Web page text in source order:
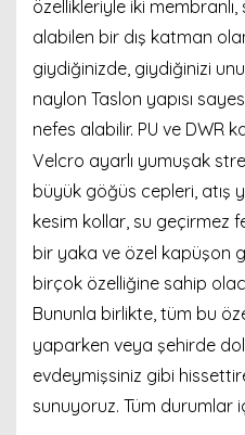
özellikleriyle iki
alabilen bir dış katman
giydiğinizde, giydiğinizi
naylon Taslon yapısı
nefes alabilir. PU ve DWR
Velcro ayarlı yumuşak
büyük göğüs cepleri, atış
kesim kollar, su geçirmez
bir yaka ve özel kapüşon
birçok özelliğine sahip
Bununla birlikte, tüm bu
yaparken veya şehirde
evdeymişsiniz gibi
sunuyoruz. Tüm durumlar